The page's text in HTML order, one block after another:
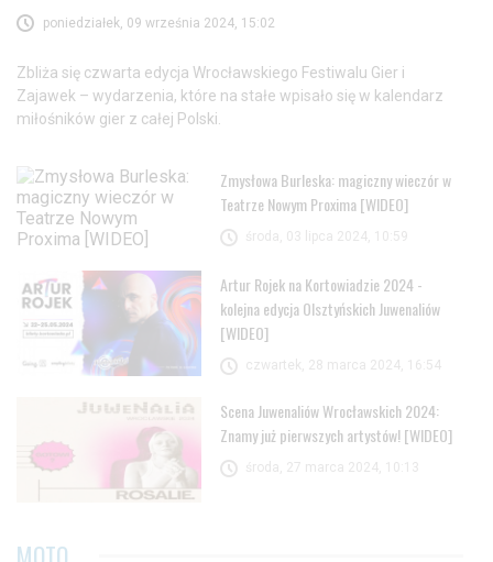
poniedziałek, 09 września 2024, 15:02
Zbliża się czwarta edycja Wrocławskiego Festiwalu Gier i
Zajawek – wydarzenia, które na stałe wpisało się w kalendarz
miłośników gier z całej Polski.
Zmysłowa Burleska: magiczny wieczór w
Teatrze Nowym Proxima [WIDEO]
środa, 03 lipca 2024, 10:59
Artur Rojek na Kortowiadzie 2024 -
kolejna edycja Olsztyńskich Juwenaliów
[WIDEO]
czwartek, 28 marca 2024, 16:54
Scena Juwenaliów Wrocławskich 2024:
Znamy już pierwszych artystów! [WIDEO]
środa, 27 marca 2024, 10:13